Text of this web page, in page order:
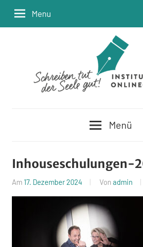
Zum
Inhalt
Menu
Online-
Beratung
Menü
Inhouseschulungen-
Am 17. Dezember 2024 Von admin